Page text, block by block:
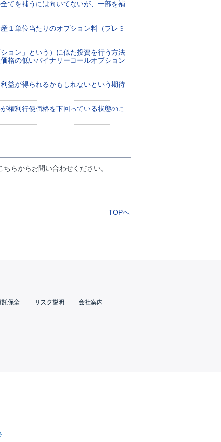
てを補うには向いてないが、一部を補
１単位当たりのオプション料（プレミ
ョン」という）に似た投資を行う方法
格の低いバイナリーコールオプション
益が得られるかもしれないという期待
権利行使価格を下回っている状態のこ
らからお問い合わせください。
TOPへ
託保全 リスク説明 会社案内